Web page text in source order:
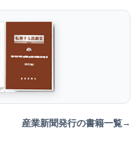
産業新聞発行の書籍一覧